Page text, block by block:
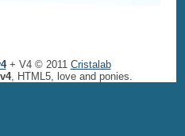
+ V4 © 2011 Cristalab
v4, HTML5, love and ponies.